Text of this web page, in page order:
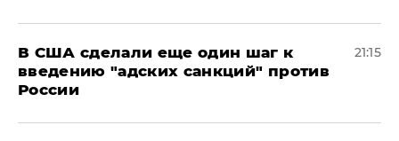
В США сделали еще один шаг к
введению "адских санкций" против
России
21:15